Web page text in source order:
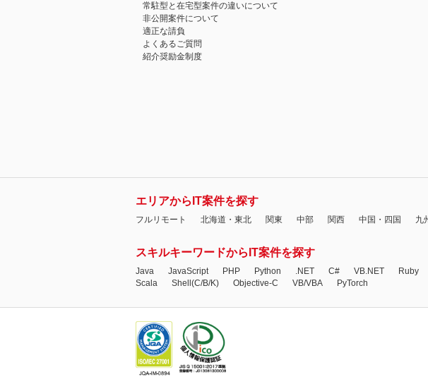
常駐型と在宅型案件の違いについて
非公開案件について
適正な請負
よくあるご質問
紹介奨励金制度
エリアからIT案件を探す
フルリモート 北海道・東北 関東 中部 関西 中国・四国 九
スキルキーワードからIT案件を探す
Java JavaScript PHP Python .NET C# VB.NET Ruby
Scala
Shell(C/B/K) Objective-C VB/VBA PyTorch